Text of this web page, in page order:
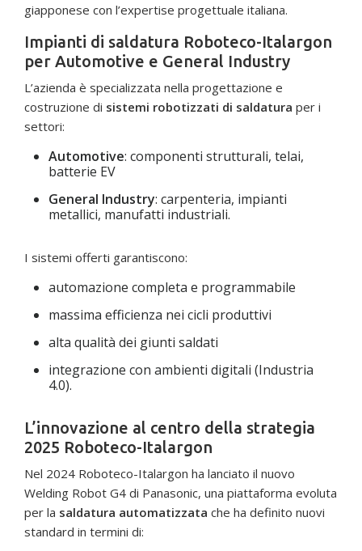
giapponese con l’expertise progettuale italiana.
Impianti di saldatura Roboteco-Italargon
per Automotive e General Industry
L’azienda è specializzata nella progettazione e
costruzione di sistemi robotizzati di saldatura per i
settori:
Automotive: componenti strutturali, telai,
batterie EV
General Industry: carpenteria, impianti
metallici, manufatti industriali.
I sistemi offerti garantiscono:
automazione completa e programmabile
massima efficienza nei cicli produttivi
alta qualità dei giunti saldati
integrazione con ambienti digitali (Industria
4.0).
L’innovazione al centro della strategia
2025 Roboteco-Italargon
Nel 2024 Roboteco-Italargon ha lanciato il nuovo
Welding Robot G4 di Panasonic, una piattaforma evoluta
per la saldatura automatizzata che ha definito nuovi
standard in termini di: